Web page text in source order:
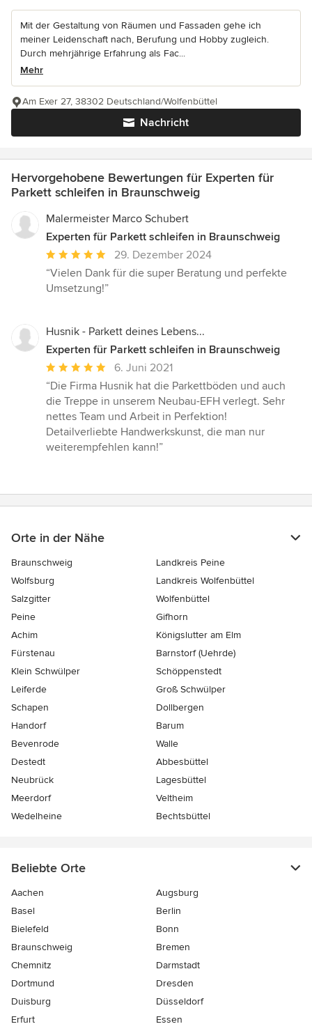
Mit der Gestaltung von Räumen und Fassaden gehe ich
meiner Leidenschaft nach, Berufung und Hobby zugleich.
Durch mehrjährige Erfahrung als Fac...
Mehr
Nachricht
Am Exer 27, 38302 Deutschland/Wolfenbüttel
Hervorgehobene Bewertungen für Experten für
Parkett schleifen in Braunschweig
Malermeister Marco Schubert
Experten für Parkett schleifen in Braunschweig
Durchschnittliche
Bewertung:
5
Sternen
29. Dezember 2024
“Vielen Dank für die super Beratung und perfekte
Umsetzung!”
Husnik - Parkett deines Lebens...
Experten für Parkett schleifen in Braunschweig
Durchschnittliche
Bewertung:
5
von
5
Sternen
6. Juni 2021
“Die Firma Husnik hat die Parkettböden und auch
die Treppe in unserem Neubau-EFH verlegt. Sehr
nettes Team und Arbeit in Perfektion!
Detailverliebte Handwerkskunst, die man nur
weiterempfehlen kann!”
Orte in der Nähe
Braunschweig
Landkreis Peine
Wolfsburg
Landkreis Wolfenbüttel
Salzgitter
Wolfenbüttel
Peine
Gifhorn
Achim
Königslutter am Elm
Fürstenau
Barnstorf (Uehrde)
Klein Schwülper
Schöppenstedt
Leiferde
Groß Schwülper
Schapen
Dollbergen
Handorf
Barum
Bevenrode
Walle
Destedt
Abbesbüttel
Neubrück
Lagesbüttel
Meerdorf
Veltheim
Wedelheine
Bechtsbüttel
Beliebte Orte
Aachen
Augsburg
Basel
Berlin
Bielefeld
Bonn
Braunschweig
Bremen
Chemnitz
Darmstadt
Dortmund
Dresden
Duisburg
Düsseldorf
Erfurt
Essen